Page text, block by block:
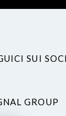
SUI
GROUP